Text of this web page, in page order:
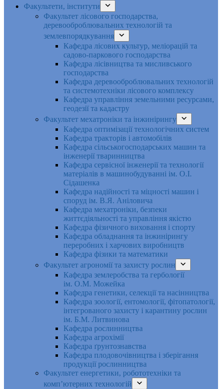
Факультети, інститути
Факультет лісового господарства,
деревооброблювальних технологій та
землевпорядкування
Кафедра лісових культур, меліорацій та
садово-паркового господарства
Кафедра лісівництва та мисливського
господарства
Кафедра деревооброблювальних технологій
та системотехніки лісового комплексу
Кафедра управління земельними ресурсами,
геодезії та кадастру
Факультет мехатроніки та інжинірингу
Кафедра оптимізації технологічних систем
Кафедра тракторів і автомобілів
Кафедра сільськогосподарських машин та
інженерії тваринництва
Кафедра cервісної інженерії та технології
матеріалів в машинобудуванні ім. О.І.
Сідашенка
Кафедра надійності та міцності машин і
споруд ім. В.Я. Аніловича
Кафедра мехатроніки, безпеки
життєдіяльності та управління якістю
Кафедра фізичного виховання і спорту
Кафедра обладнання та інжинірингу
переробних і харчових виробництв
Кафедра фізики та математики
Факультет агрономії та захисту рослин
Кафедра землеробства та гербології
ім. О.М. Можейка
Кафедра генетики, селекції та насінництва
Кафедра зоології, ентомології, фітопатології,
інтегрованого захисту і карантину рослин
ім. Б.М. Литвинова
Кафедра рослинництва
Кафедра агрохімії
Кафедра ґрунтознавства
Кафедра плодовочівництва і зберігання
продукції рослинництва
Факультет енергетики, робототехніки та
комп’ютерних технологій